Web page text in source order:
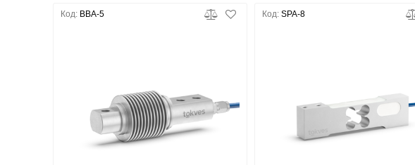
Код: BBA-5 Код: SPA-8